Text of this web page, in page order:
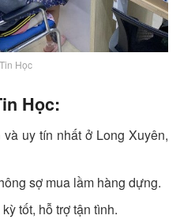
Học
Học:
uy tín nhất ở Long Xuyên,
sợ mua lầm hàng dựng.
tốt, hỗ trợ tận tình.